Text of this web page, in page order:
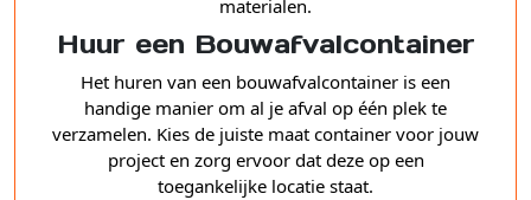
materialen.
Huur een Bouwafvalcontainer
Het huren van een bouwafvalcontainer is een
handige manier om al je afval op één plek te
verzamelen. Kies de juiste maat container voor jouw
project en zorg ervoor dat deze op een
toegankelijke locatie staat.